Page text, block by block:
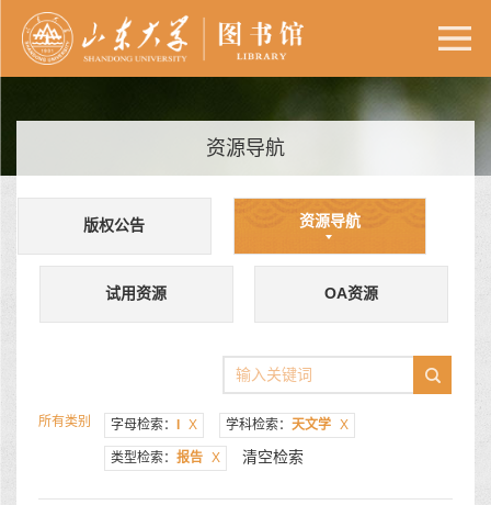
资源导航
版权公告 资源导航
试用资源 OA资源
所有类别 字母检索： X 学科检索： 天文学 X
类型检索： 报告 X 清空检索